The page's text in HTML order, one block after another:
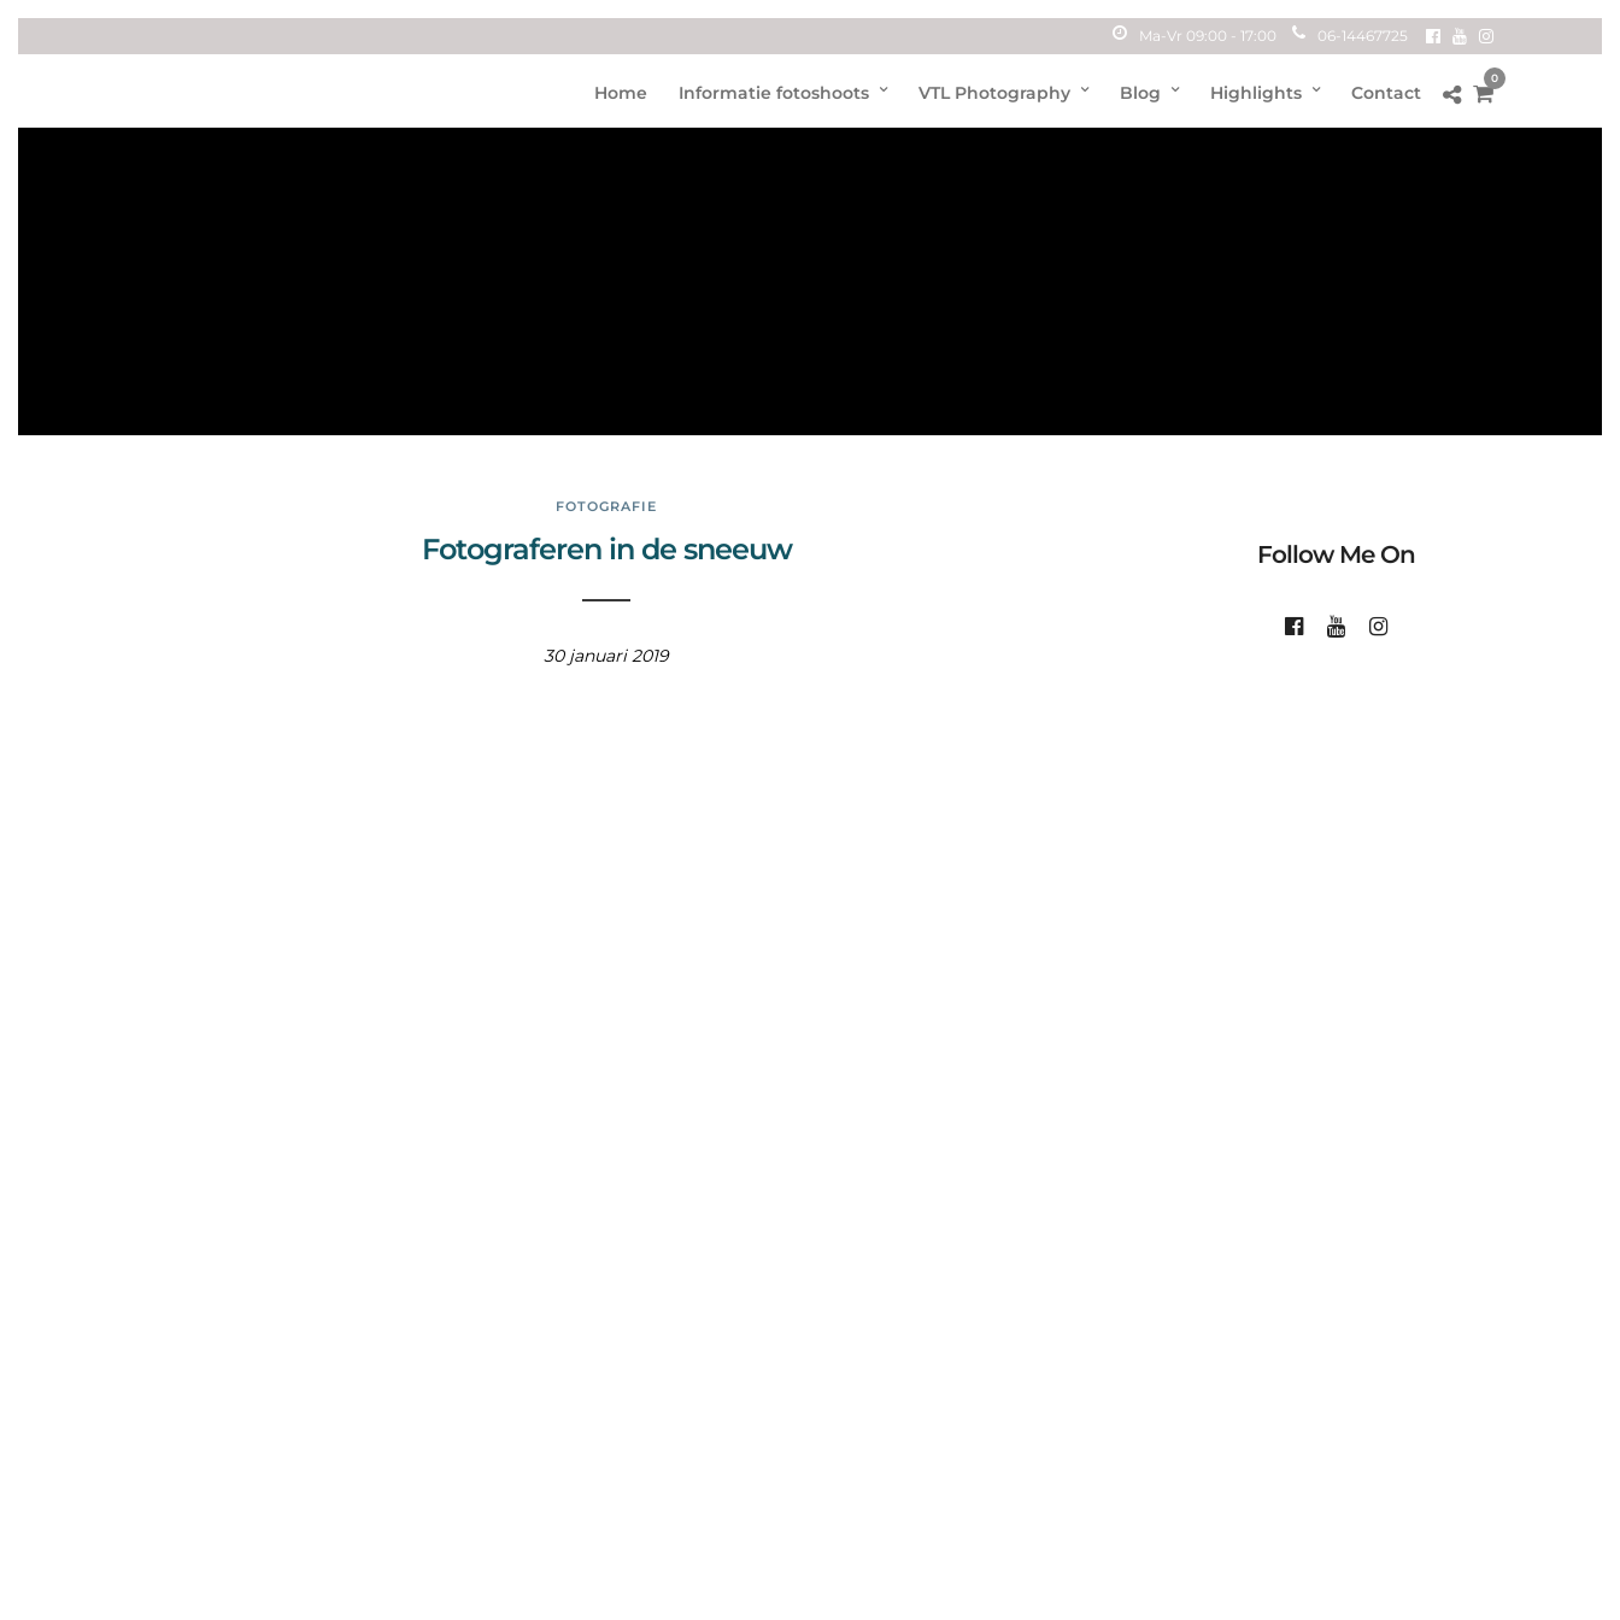
Ma-Vr 09:00 - 17:00 06-14467725
Home Informatie fotoshoots VTL Photography Blog Highlights Contact
0
IJsbe
FOTOGRAFIE
Fotograferen in de sneeuw
30 januari 2019
Follow Me On